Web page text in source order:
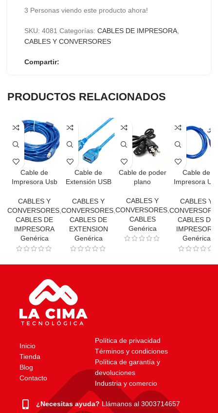
3 Personas viendo este producto ahora!
SKU: 4081 Categorías: CABLES DE IMPRESORA
CABLES Y CONVERSORES
Compartir:
PRODUCTOS RELACIONADOS
Cable de
Impresora Usb
CABLES Y
CONVERSORES,
CABLES DE
IMPRESORA
Genérica
Cable de
Extensión USB
De 3 Mts.
CABLES Y
CONVERSORES,
CABLES DE
EXTENSION
Genérica
Cable de poder
plano
CABLES Y
CONVERSORES
CABLES
Genérica
Cable de
Impresora
CABLES Y
CABLES DE
IMPRESORA
Genérica
Inicio
Tienda
Blog
Contacto
Política de privacidad
Términos y condiciones
Política de garantía y
devoluciones
Industria y comercio
¿Necesitas ayuda? Llámanos al 3003714657